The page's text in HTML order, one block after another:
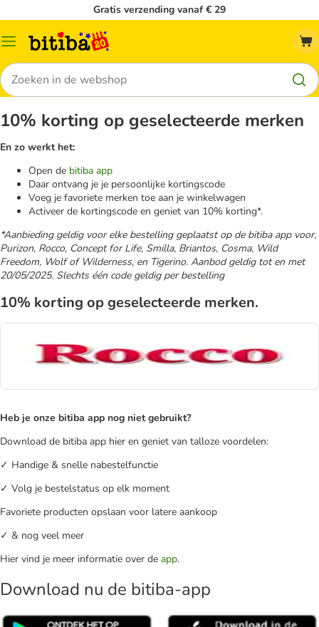
Gratis verzending vanaf € 29
Catalogusmenu
Zoeken
10% korting op geselecteerde merken
En zo werkt het:
Open de bitiba app
Daar ontvang je je persoonlijke kortingscode
Voeg je favoriete merken toe aan je winkelwagen
Activeer de kortingscode en geniet van 10% korting*.
*Aanbieding geldig voor elke bestelling geplaatst op de bitiba app voor,
Purizon, Rocco, Concept for Life, Smilla, Briantos, Cosma, Wild
Freedom, Wolf of Wilderness, en Tigerino. Aanbod geldig tot en met
20/05/2025. Slechts één code geldig per bestelling
10% korting op geselecteerde merken.
Heb je onze bitiba app nog niet gebruikt?
Download de bitiba app hier en geniet van talloze voordelen:
✓ Handige & snelle nabestelfunctie
✓ Volg je bestelstatus op elk moment
Favoriete producten opslaan voor latere aankoop
✓ & nog veel meer
Hier vind je meer informatie over de app.
Download nu de bitiba-app